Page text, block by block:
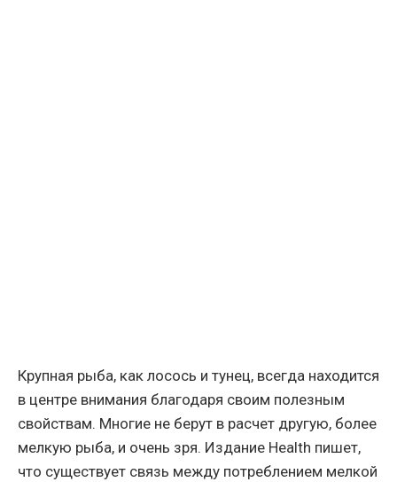
Крупная рыба, как лосось и тунец, всегда находится
в центре внимания благодаря своим полезным
свойствам. Многие не берут в расчет другую, более
мелкую рыба, и очень зря. Издание Health пишет,
что существует связь между потреблением мелкой